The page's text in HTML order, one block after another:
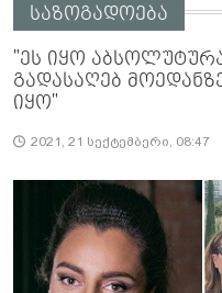
საზოგადოება
"ეს იყო
გა­და­სა­ღებ
იყო"
2021, 21 სექტემბერი, 08:47